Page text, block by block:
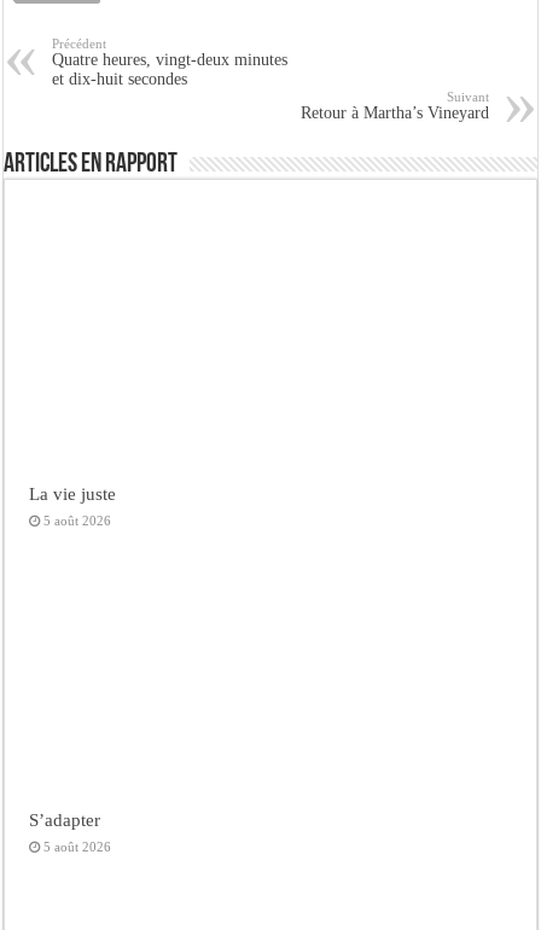
Précédent
Quatre heures, vingt-deux minutes
et dix-huit secondes
Suivant
Retour à Martha’s Vineyard
Articles en rapport
La vie juste
5 août 2026
S’adapter
5 août 2026